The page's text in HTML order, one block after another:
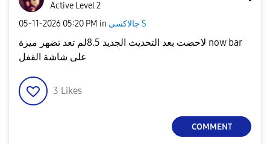
Active Level 2
‎05-11-2026 05:20 PM in جالاكسى S
لاحضت بعد التحديث الجديد 8.5لم تعد تضهر ميزة now bar
3 Likes
COMMENT